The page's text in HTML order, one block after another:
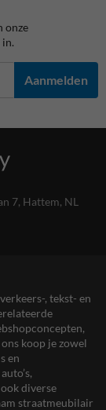
onze
Aanmelden
7, Hattem, NL
, tekst- en
koop je zowel
en
diverse
straatmeubilair